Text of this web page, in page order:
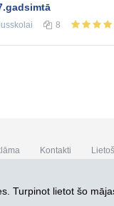
8
Kontakti
Turpinot lietot šo